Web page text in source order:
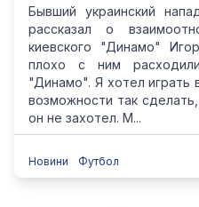
Бывший украинский
рассказал о
киевского "Динамо"
плохо с ним
"Динамо". Я хотел играть
возможности так
он не захотел. М...
Новини Футбол